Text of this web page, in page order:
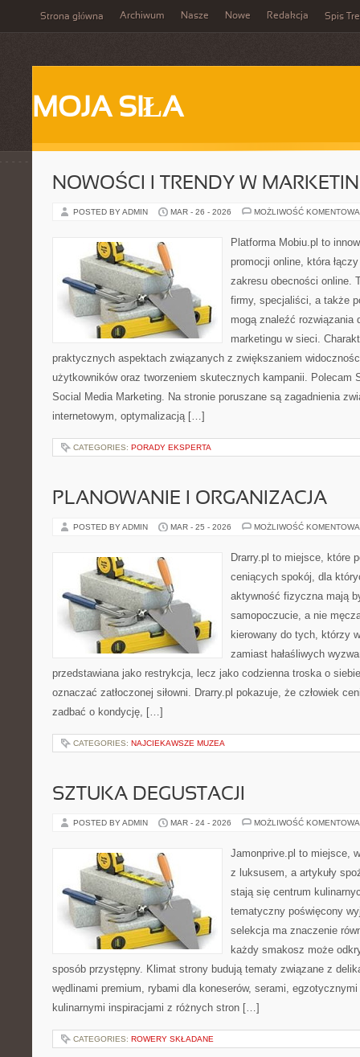
Strona główna Archiwum Nasze Nowe Redakcja Spis
MOJA SIŁA
NOWOŚCI I TRENDY W
POSTED BY ADMIN MAR - 26 - 2026 MOŻLIWOŚĆ
Platforma Mobiu.pl to
promocji online, która
zakresu obecności online.
firmy, specjaliści, a także
mogą znaleźć rozwiązania
marketingu w sieci.
praktycznych aspektach związanych z zwiększaniem
użytkowników oraz tworzeniem skutecznych kampanii. Polecam
Social Media Marketing. Na stronie poruszane są zagadnienia
internetowym, optymalizacją […]
CATEGORIES: PORADY EKSPERTA
PLANOWANIE I ORGANIZACJA
POSTED BY ADMIN MAR - 25 - 2026 MOŻLIWOŚĆ
Drarry.pl to miejsce, które
ceniących spokój, dla
aktywność fizyczna mają
samopoczucie, a nie
kierowany do tych, którzy
zamiast hałaśliwych
przedstawiana jako restrykcja, lecz jako codzienna troska o
oznaczać zatłoczonej siłowni. Drarry.pl pokazuje, że człowiek
zadbać o kondycję, […]
CATEGORIES: NAJCIEKAWSZE MUZEA
SZTUKA DEGUSTACJI
POSTED BY ADMIN MAR - 24 - 2026 MOŻLIWOŚĆ
Jamonprive.pl to miejsce,
z luksusem, a artykuły
stają się centrum
tematyczny poświęcony
selekcja ma znaczenie
każdy smakosz może
sposób przystępny. Klimat strony budują tematy związane z
wędlinami premium, rybami dla koneserów, serami, egzotycznymi
kulinarnymi inspiracjami z różnych stron […]
CATEGORIES: ROWERY SKŁADANE